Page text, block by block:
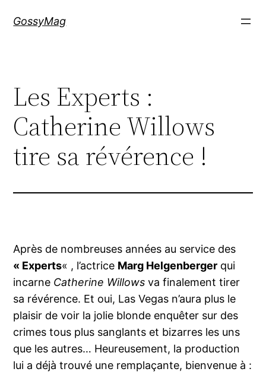
GossyMag
Les Experts :
Catherine Willows
tire sa révérence !
Après de nombreuses années au service des
« Experts« , l’actrice Marg Helgenberger qui
incarne Catherine Willows va finalement tirer
sa révérence. Et oui, Las Vegas n’aura plus le
plaisir de voir la jolie blonde enquêter sur des
crimes tous plus sanglants et bizarres les uns
que les autres… Heureusement, la production
lui a déjà trouvé une remplaçante, bienvenue à :